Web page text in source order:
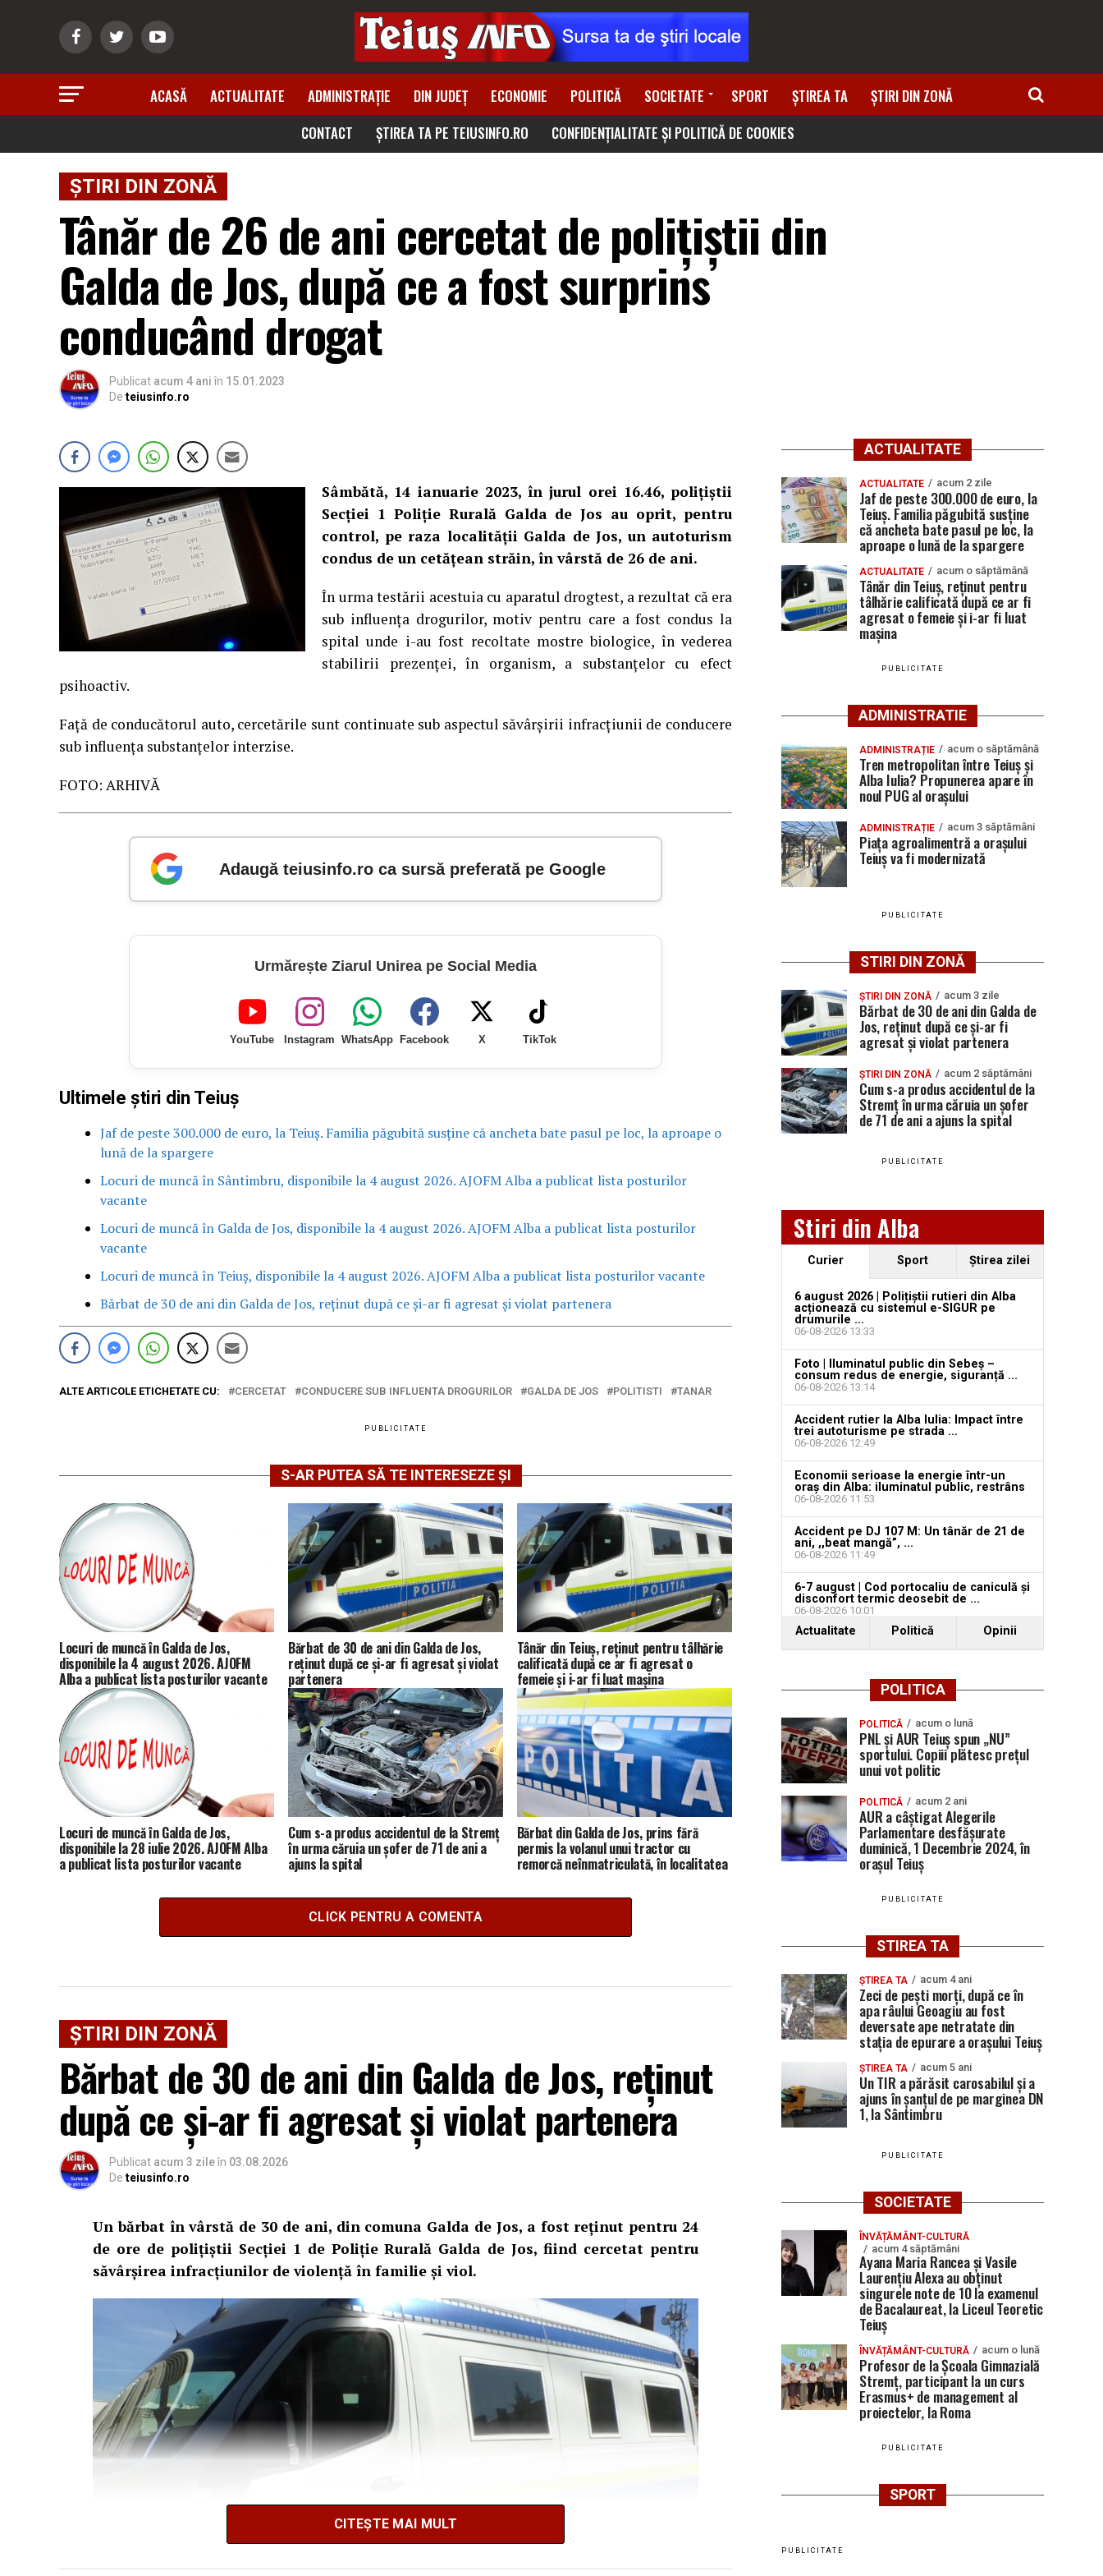
ACASĂ ACTUALITATE ADMINISTRAȚIE DIN JUDEȚ ECONOMIE POLITICĂ SOCIETATE SPORT ȘTIREA TA
ȘTIRI DIN ZONĂ
CONTACT
ȘTIREA TA PE TEIUSINFO.RO CONFIDENȚIALITATE ȘI POLITICĂ DE COOKIES
ȘTIRI DIN ZONĂ
Tânăr de 26 de ani cercetat de polițiștii din
Galda de Jos, după ce a fost surprins
conducând drogat
Publicat acum 4 ani în 15.01.2023
De teiusinfo.ro
Sâmbătă, 14 ianuarie 2023, în jurul orei 16.46, polițiștii
Secției 1 Poliție Rurală Galda de Jos au oprit, pentru
control, pe raza localității Galda de Jos, un autoturism
condus de un cetățean străin, în vârstă de 26 de ani.
În urma testării acestuia cu aparatul drogtest, a rezultat că era
sub influența drogurilor, motiv pentru care a fost condus la
spital unde i-au fost recoltate mostre biologice, în vederea
stabilirii prezenței, în organism, a substanțelor cu efect
psihoactiv.
Față de conducătorul auto, cercetările sunt continuate sub aspectul săvârșirii infracțiunii de conducere
sub influența substanțelor interzise.
FOTO: ARHIVĂ
Adaugă teiusinfo.ro ca sursă preferată pe Google
Urmărește Ziarul Unirea pe Social Media
YouTube Instagram WhatsApp Facebook X TikTok
Ultimele știri din Teiuș
Jaf de peste 300.000 de euro, la Teiuș. Familia păgubită susține că ancheta bate pasul pe loc, la aproape o
lună de la spargere
Locuri de muncă în Sântimbru, disponibile la 4 august 2026. AJOFM Alba a publicat lista posturilor
vacante
Locuri de muncă în Galda de Jos, disponibile la 4 august 2026. AJOFM Alba a publicat lista posturilor
vacante
Locuri de muncă în Teiuș, disponibile la 4 august 2026. AJOFM Alba a publicat lista posturilor vacante
Bărbat de 30 de ani din Galda de Jos, reținut după ce și-ar fi agresat și violat partenera
ALTE ARTICOLE ETICHETATE CU: CERCETAT CONDUCERE SUB INFLUENTA DROGURILOR GALDA DE JOS POLITISTI TANAR
PUBLICITATE
S-AR PUTEA SĂ TE INTERESEZE ȘI
Locuri de muncă în Galda de Jos,
disponibile la 4 august 2026. AJOFM
Alba a publicat lista posturilor vacante
Bărbat de 30 de ani din Galda de Jos,
reținut după ce și-ar fi agresat și violat
partenera
Tânăr din Teiuș, reținut pentru tâlhărie
calificată după ce ar fi agresat o
femeie și i-ar fi luat mașina
Locuri de muncă în Galda de Jos,
disponibile la 28 iulie 2026. AJOFM Alba
a publicat lista posturilor vacante
Cum s-a produs accidentul de la Stremț
în urma căruia un șofer de 71 de ani a
ajuns la spital
Bărbat din Galda de Jos, prins fără
permis la volanul unui tractor cu
remorcă neînmatriculată, în localitatea
CLICK PENTRU A COMENTA
ȘTIRI DIN ZONĂ
Bărbat de 30 de ani din Galda de Jos, reținut
după ce și-ar fi agresat și violat partenera
Publicat acum 3 zileîn 03.08.2026
De teiusinfo.ro
Un bărbat în vârstă de 30 de ani, din comuna Galda de Jos, a fost reținut pentru 24
de ore de polițiștii Secției 1 de Poliție Rurală Galda de Jos, fiind cercetat pentru
săvârșirea infracțiunilor de violență în familie și viol.
CITEȘTE MAI MULT
ACTUALITATE
ACTUALITATE acum 2 zile
Jaf de peste 300.000 de euro, la
Teiuș. Familia păgubită susține
că ancheta bate pasul pe loc, la
aproape o lună de la spargere
ACTUALITATE acum o săptămână
Tânăr din Teiuș, reținut pentru
tâlhărie calificată după ce ar fi
agresat o femeie și i-ar fi luat
mașina
PUBLICITATE
ADMINISTRATIE
ADMINISTRAȚIE acum o săptămână
Tren metropolitan între Teiuș și
Alba Iulia? Propunerea apare în
noul PUG al orașului
ADMINISTRAȚIE acum 3 săptămâni
Piața agroalimentră a orașului
Teiuș va fi modernizată
PUBLICITATE
STIRI DIN ZONĂ
ȘTIRI DIN ZONĂ acum 3 zile
Bărbat de 30 de ani din Galda de
Jos, reținut după ce și-ar fi
agresat și violat partenera
ȘTIRI DIN ZONĂ acum 2 săptămâni
Cum s-a produs accidentul de la
Stremț în urma căruia un șofer
de 71 de ani a ajuns la spital
PUBLICITATE
Stiri din Alba
Curier Sport Ştirea zilei
6 august 2026 | Polițiștii rutieri din Alba
acționează cu sistemul e-SIGUR pe
drumurile ...
06-08-2026 13:33
Foto | Iluminatul public din Sebeș –
consum redus de energie, siguranță ...
06-08-2026 13:14
Accident rutier la Alba Iulia: Impact între
trei autoturisme pe strada ...
06-08-2026 12:49
Economii serioase la energie într-un
oraș din Alba: iluminatul public, restrâns
06-08-2026 11:53
Accident pe DJ 107 M: Un tânăr de 21 de
ani, ,,beat mangă”, ...
06-08-2026 11:49
6-7 august | Cod portocaliu de caniculă și
disconfort termic deosebit de ...
06-08-2026 10:01
Actualitate Politică Opinii
POLITICA
POLITICĂ acum o lună
PNL și AUR Teiuș spun „NU”
sportului. Copiii plătesc prețul
unui vot politic
POLITICĂ acum 2 ani
AUR a câștigat Alegerile
Parlamentare desfășurate
duminică, 1 Decembrie 2024, în
orașul Teiuș
PUBLICITATE
STIREA TA
ȘTIREA TA acum 4 ani
Zeci de pești morți, după ce în
apa râului Geoagiu au fost
deversate ape netratate din
stația de epurare a orașului Teiuș
ȘTIREA TA acum 5 ani
Un TIR a părăsit carosabilul și a
ajuns în șanțul de pe marginea DN
1, la Sântimbru
PUBLICITATE
SOCIETATE
ÎNVĂȚĂMÂNT-CULTURĂ
acum 4 săptămâni
Ayana Maria Rancea și Vasile
Laurențiu Alexa au obținut
singurele note de 10 la examenul
de Bacalaureat, la Liceul Teoretic
Teiuș
ÎNVĂȚĂMÂNT-CULTURĂ acum o lună
Profesor de la Școala Gimnazială
Stremț, participant la un curs
Erasmus+ de management al
proiectelor, la Roma
PUBLICITATE
SPORT
PUBLICITATE